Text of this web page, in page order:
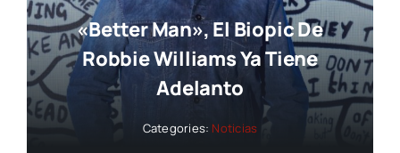
«Better Man», El Biopic De
Robbie Williams Ya Tiene
Adelanto
Categories: Noticias